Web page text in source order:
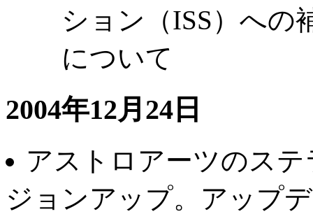
ション（ISS）への
について
2004年12月24日
アストロアーツのステ
ジョンアップ。アップ